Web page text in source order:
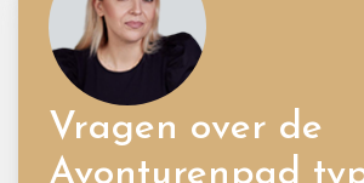
Vragen over de
Avonturenpad